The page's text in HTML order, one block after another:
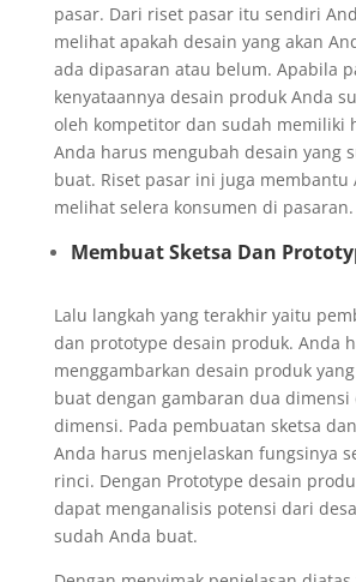
pasar. Dari riset pasar itu sendiri
melihat apakah desain yang akan
ada dipasaran atau belum. Apabila
kenyataannya desain produk Anda
oleh kompetitor dan sudah memiliki
Anda harus mengubah desain yang
buat. Riset pasar ini juga membantu
melihat selera konsumen di pasaran.
Membuat Sketsa Dan
Lalu langkah yang terakhir yaitu
dan prototype desain produk. Anda
menggambarkan desain produk
buat dengan gambaran dua dimensi
dimensi. Pada pembuatan sketsa
Anda harus menjelaskan fungsinya
rinci. Dengan Prototype desain
dapat menganalisis potensi dari
sudah Anda buat.